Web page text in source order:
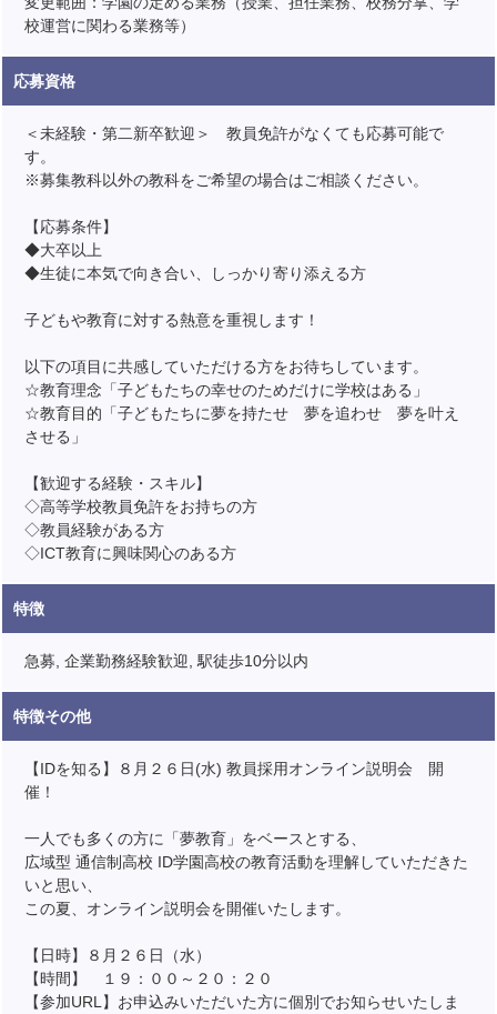
校運営に関わる業務等）
応募資格
＜未経験・第二新卒歓迎＞ 教員免許がなくても応募可能で
す。
※募集教科以外の教科をご希望の場合はご相談ください。
【応募条件】
◆大卒以上
◆生徒に本気で向き合い、しっかり寄り添える方
子どもや教育に対する熱意を重視します！
以下の項目に共感していただける方をお待ちしています。
☆教育理念「子どもたちの幸せのためだけに学校はある」
☆教育目的「子どもたちに夢を持たせ 夢を追わせ 夢を叶え
させる」
【歓迎する経験・スキル】
◇高等学校教員免許をお持ちの方
◇教員経験がある方
◇ICT教育に興味関心のある方
特徴
急募, 企業勤務経験歓迎, 駅徒歩10分以内
特徴その他
【IDを知る】８月２６日(水) 教員採用オンライン説明会 開
催！
一人でも多くの方に「夢教育」をベースとする、
広域型 通信制高校 ID学園高校の教育活動を理解していただきた
いと思い、
この夏、オンライン説明会を開催いたします。
【日時】８月２６日（水）
【時間】 １９：００～２０：２０
【参加URL】お申込みいただいた方に個別でお知らせいたしま